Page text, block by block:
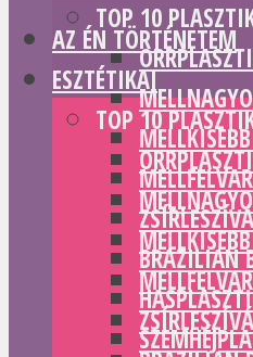
TOP 10
BRAZILIAN
AZ ÉN TÖRTÉNETEM
ESZTÉTIKAI
TOP 10